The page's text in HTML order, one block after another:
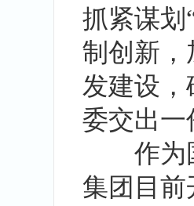
抓紧谋划
制创新，
发建设，
委交出一
作为国
集团目